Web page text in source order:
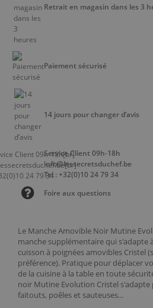
Le Manche Amovible Noir Mutine
manche supplémentaire qui s'adapte
cuisson à poignées amovibles Cristel
préférence). Pratique pour déplacer
de la cuisine à la table en toute
noir Mutine Evolution Cristel
faitouts, poêles et sauteuses...
Retrait en magasin dans les 3
Paiement sécurisé
14 jours pour changer d’avis
Service Client 09h-18h
info@lessecretsduchef.be
Tel : +32(0)10 24 79 34
Foire aux questions